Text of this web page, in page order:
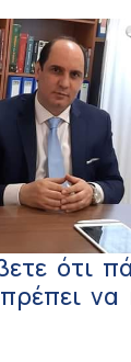
ότι
να